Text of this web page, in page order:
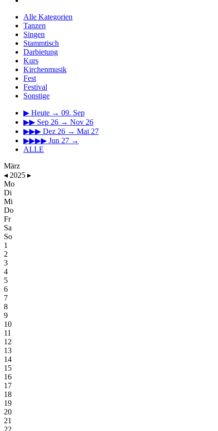
Alle Kategorien
Tanzen
Singen
Stammtisch
Darbietung
Kurs
Kirchenmusik
Fest
Festival
Sonstige
▶ Heute → 09. Sep
▶▶ Sep 26 → Nov 26
▶▶▶ Dez 26 → Mai 27
▶▶▶▶ Jun 27 →
ALLE
März
◂ 2025 ▸
Mo
Di
Mi
Do
Fr
Sa
So
1
2
3
4
5
6
7
8
9
10
11
12
13
14
15
16
17
18
19
20
21
22